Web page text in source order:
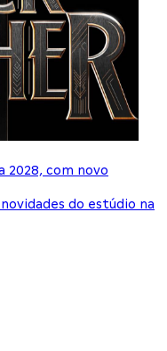
2028, com novo
do estúdio na